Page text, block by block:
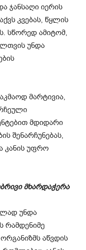
ჯანსაღი იერის
კვებას, წყლის
სწორედ ამიტომ,
უნდა
მარტივია,
მდიდარი
შენარჩუნებას,
კანის უფრო
მხარდაჭერა
უნდა
რამდენიმე
აწვდის